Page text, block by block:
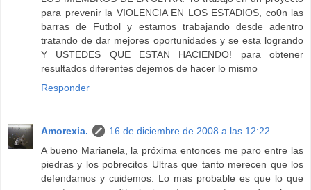
para prevenir la VIOLENCIA EN LOS ESTADIOS, co0n las
barras de Futbol y estamos trabajando desde adentro
tratando de dar mejores oportunidades y se esta logrando
Y USTEDES QUE ESTAN HACIENDO! para obtener
resultados diferentes dejemos de hacer lo mismo
Responder
Amorexia.
16 de diciembre de 2008 a las 12:22
A bueno Marianela, la próxima entonces me paro entre las
piedras y los pobrecitos Ultras que tanto merecen que los
defendamos y cuidemos. Lo mas probable es que lo que